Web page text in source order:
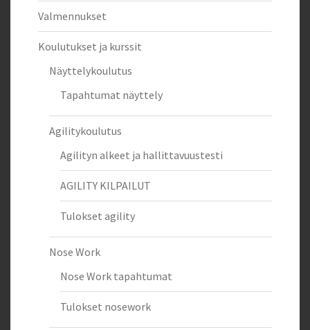
Valmennukset
Koulutukset ja kurssit
Näyttelykoulutus
Tapahtumat näyttely
Agilitykoulutus
Agilityn alkeet ja hallittavuustesti
AGILITY KILPAILUT
Tulokset agility
Nose Work
Nose Work tapahtumat
Tulokset nosework